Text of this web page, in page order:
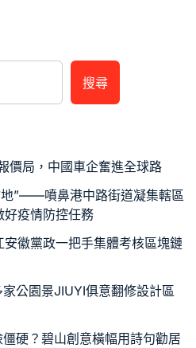
搜尋
價局，中國車企奮進全球路
”——噴鼻港中路街道凝集轄區
好疫情防控任務
徽黨政一把手集體考核區塊鏈
公園景JIUYI俱意翻修設計區
硬？碧山創意橫幅用詩句勸居